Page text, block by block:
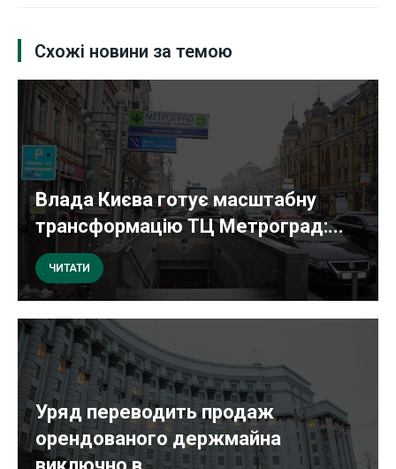
Схожі новини за темою
Влада Києва готує масштабну
трансформацію ТЦ Метроград:...
ЧИТАТИ
Уряд переводить продаж
орендованого держмайна